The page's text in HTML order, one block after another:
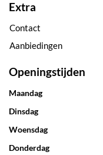
Extra
Contact
Aanbiedingen
Openingstijden
Maandag
Dinsdag
Woensdag
Donderdag